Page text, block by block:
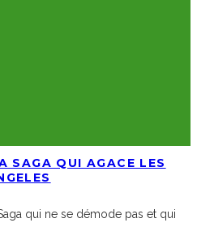
SAGA QUI AGACE LES
qui ne se démode pas et qui